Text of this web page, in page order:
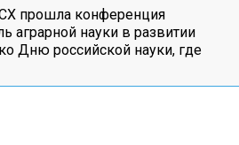
прошла конференция
аграрной науки в развитии
Дню российской науки, где